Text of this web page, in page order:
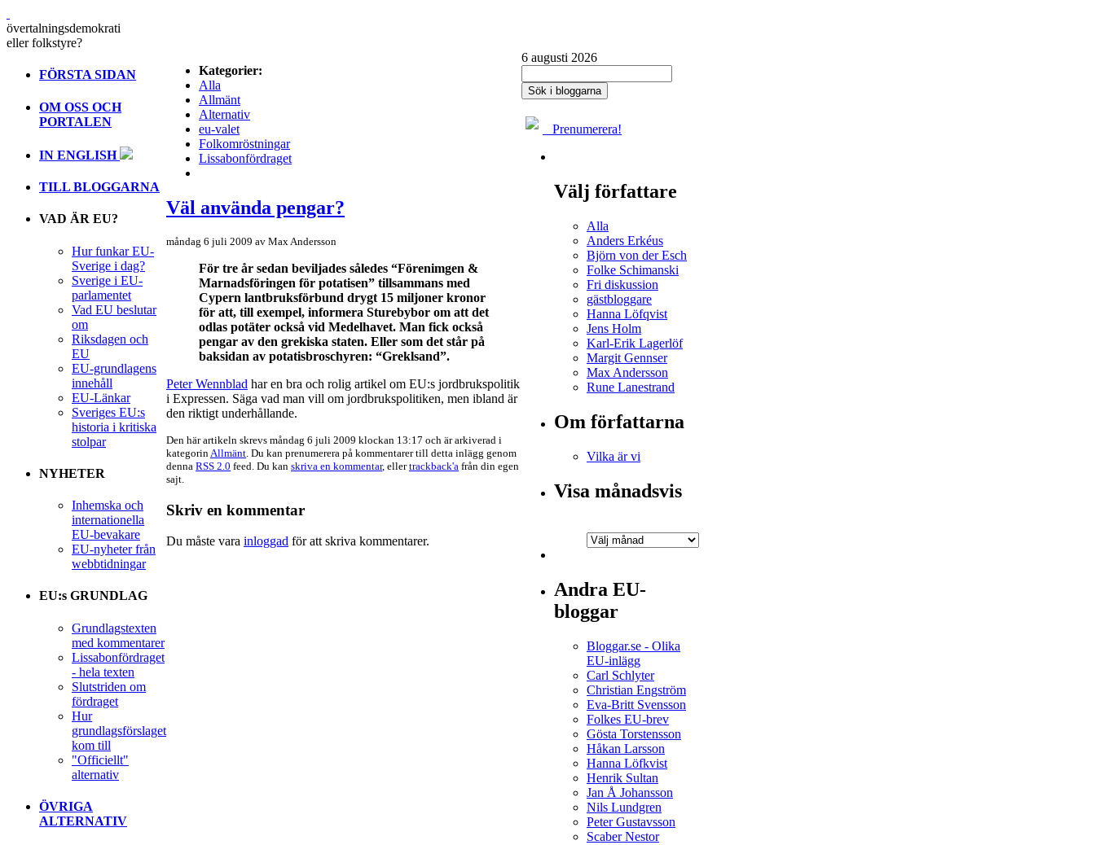
övertalningsdemokrati
eller folkstyre?
FÖRSTA SIDAN
OM OSS OCH
PORTALEN
IN ENGLISH
TILL BLOGGARNA
VAD ÄR EU?
Hur funkar EU-
Sverige i dag?
Sverige i EU-
parlamentet
Vad EU beslutar
om
Riksdagen och
EU
EU-grundlagens
innehåll
EU-Länkar
Sveriges EU:s
historia i kritiska
stolpar
NYHETER
Inhemska och
internationella
EU-bevakare
EU-nyheter från
webbtidningar
EU:s GRUNDLAG
Grundlagstexten
med kommentarer
Lissabonfördraget
- hela texten
Slutstriden om
fördraget
Hur
grundlagsförslaget
kom till
"Officiellt"
alternativ
ÖVRIGA
ALTERNATIV
Kategorier:
Alla
Allmänt
Alternativ
eu-valet
Folkomröstningar
Lissabonfördraget
Väl använda pengar?
måndag 6 juli 2009 av Max Andersson
För tre år sedan beviljades således “Förenimgen &
Marnadsföringen för potatisen” tillsammans med
Cypern lantbruksförbund drygt 15 miljoner kronor
för att, till exempel, informera Sturebybor om att det
odlas potäter också vid Medelhavet. Man fick också
pengar av den grekiska staten. Eller som det står på
baksidan av potatisbroschyren: “Greklsand”.
Peter Wennblad har en bra och rolig artikel om EU:s jordbrukspolitik
i Expressen. Säga vad man vill om jordbrukspolitiken, men ibland är
den riktigt underhållande.
Den här artikeln skrevs måndag 6 juli 2009 klockan 13:17 och är arkiverad i
kategorin Allmänt . Du kan prenumerera på kommentarer till detta inlägg genom
denna RSS 2.0 feed. Du kan skriva en kommentar, ellertrackback'a från din egen
sajt.
Skriv en kommentar
Du måste vara inloggad för att skriva kommentarer.
6 augusti 2026
Prenumerera!
Välj författare
Alla
Anders Erkéus
Björn von der Esch
Folke Schimanski
Fri diskussion
gästbloggare
Hanna Löfqvist
Jens Holm
Karl-Erik Lagerlöf
Margit Gennser
Max Andersson
Rune Lanestrand
Om författarna
Vilka är vi
Visa månadsvis
Andra EU-
bloggar
Bloggar.se - Olika
EU-inlägg
Carl Schlyter
Christian Engström
Eva-Britt Svensson
Folkes EU-brev
Gösta Torstensson
Håkan Larsson
Hanna Löfkvist
Henrik Sultan
Jan Å Johansson
Nils Lundgren
Peter Gustavsson
Scaber Nestor